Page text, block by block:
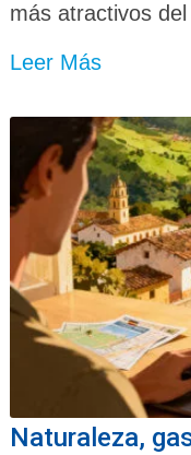
más atractivos
Leer Más
Naturaleza,